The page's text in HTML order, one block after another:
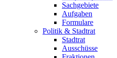
Sachgebiete
Aufgaben
Formulare
Politik & Stadtrat
Stadtrat
Ausschüsse